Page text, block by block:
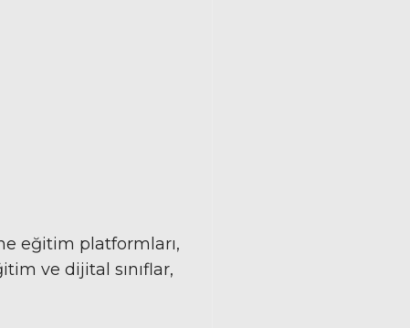
eğitim platformları,
ve dijital sınıflar,